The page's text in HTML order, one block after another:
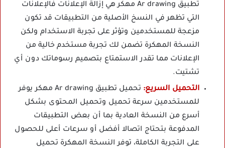
تطبيق Ar drawing مهكر هي إزالة الإعلانات فالإعلانات
التي تظهر في النسخ الأصلية من التطبيقات قد تكون
مزعجة للمستخدمين وتؤثر على تجربة الاستخدام ولكن
النسخة المهكرة تضمن لك تجربة مستخدم خالية من
الإعلانات مما تقدر الاستمتاع بتصميم رسوماتك دون أي
تشتيت.
التحميل السريع:
تحميل تطبيق Ar drawing مهكر يوفر
للمستخدمين سرعة تحميل وتحميل المحتوى بشكل
أسرع من النسخة العادية بما أن بعض التطبيقات
المدفوعة بتحتاج اتصالا أفضل أو سرعات أعلى للحصول
على التجربة الكاملة، توفر النسخة المهكرة تحميل